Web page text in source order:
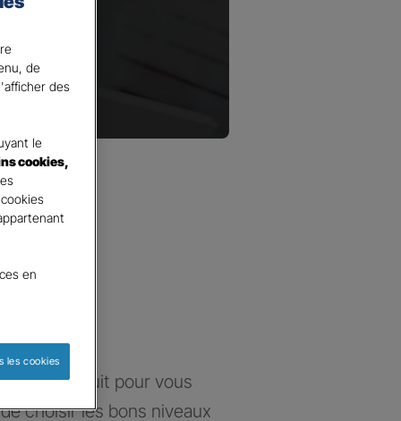
construit pour vous
choisir les bons niveaux
de
des
le
cookies,
en
les cookies